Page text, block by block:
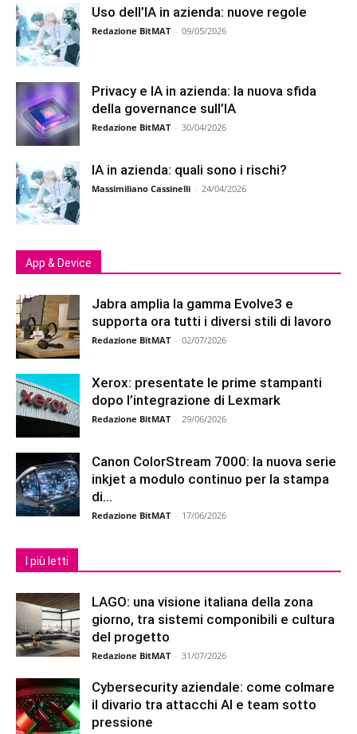
Uso dell’IA in azienda: nuove regole
Redazione BitMAT - 09/05/2026
Privacy e IA in azienda: la nuova sfida
della governance sull’IA
Redazione BitMAT - 30/04/2026
IA in azienda: quali sono i rischi?
Massimiliano Cassinelli - 24/04/2026
App & Device
Jabra amplia la gamma Evolve3 e
supporta ora tutti i diversi stili di lavoro
Redazione BitMAT - 02/07/2026
Xerox: presentate le prime stampanti
dopo l’integrazione di Lexmark
Redazione BitMAT - 29/06/2026
Canon ColorStream 7000: la nuova serie
inkjet a modulo continuo per la stampa
di...
Redazione BitMAT - 17/06/2026
I più letti
LAGO: una visione italiana della zona
giorno, tra sistemi componibili e cultura
del progetto
Redazione BitMAT - 31/07/2026
Cybersecurity aziendale: come colmare
il divario tra attacchi AI e team sotto
pressione